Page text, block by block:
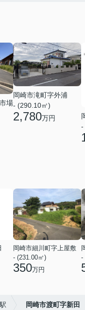
場
岡崎市滝町字外浦
- (290.10㎡)
2,780万円
-
岡崎市細川町字上屋敷
- (231.00㎡)
350万円
-
岡崎市渡町字新田